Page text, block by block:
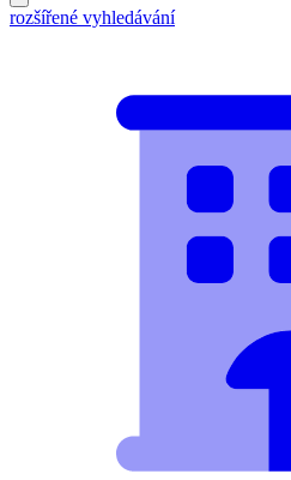
rozšířené vyhledávání